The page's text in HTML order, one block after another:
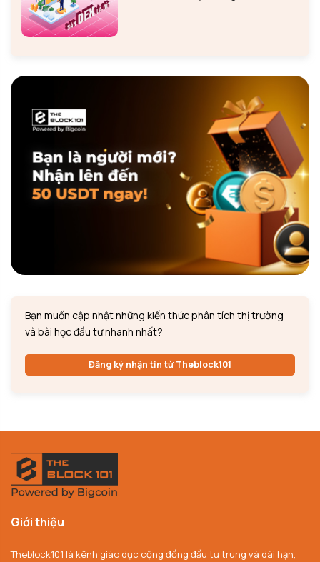
Bạn muốn cập nhật những kiến thức phân tích thị trường
và bài học đầu tư nhanh nhất?
Đăng ký nhận tin từ Theblock101
Giới thiệu
Theblock101 là kênh giáo dục cộng đồng đầu tư trung và dài hạn,